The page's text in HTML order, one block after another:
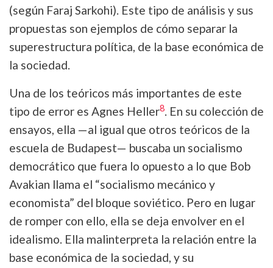
(según Faraj Sarkohi). Este tipo de análisis y sus
propuestas son ejemplos de cómo separar la
superestructura política, de la base económica de
la sociedad.
Una de los teóricos más importantes de este
tipo de error es Agnes Heller8. En su colección de
ensayos, ella —al igual que otros teóricos de la
escuela de Budapest— buscaba un socialismo
democrático que fuera lo opuesto a lo que Bob
Avakian llama el “socialismo mecánico y
economista” del bloque soviético. Pero en lugar
de romper con ello, ella se deja envolver en el
idealismo. Ella malinterpreta la relación entre la
base económica de la sociedad, y su